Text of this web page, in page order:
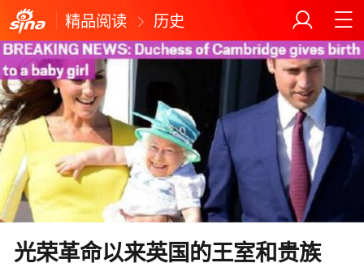
精品阅读 历史
光荣革命以来英国的王室和贵族